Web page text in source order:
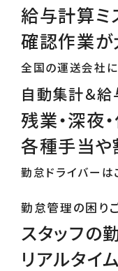
給与計算ミ
確認作業が
全国の運送会社
自動集計＆給
残業・深夜
各種手当
勤怠ドライバーは
勤怠管理の困り
スタッフの
リアルタイ